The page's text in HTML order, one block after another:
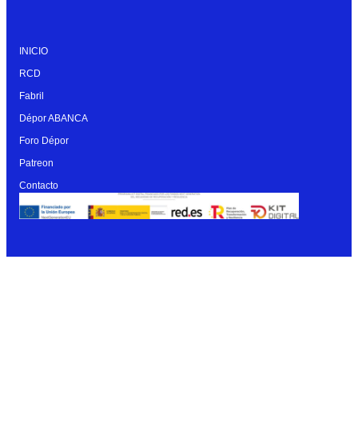
INICIO
RCD
Fabril
Dépor ABANCA
Foro Dépor
Patreon
Contacto